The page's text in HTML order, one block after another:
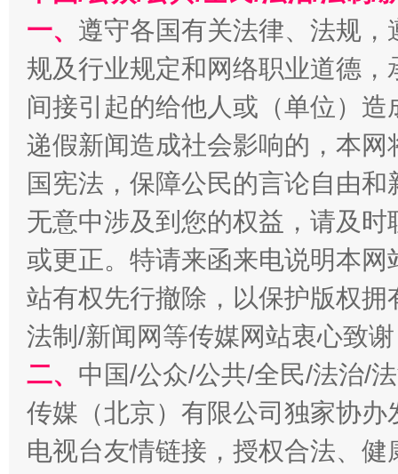
规模最大的光氢储一体化项目 走
一、 遵守各国有关法律、法规
规及行业规定和网络职业道德
间接引起的给他人或（单位）
递假新闻造成社会影响的，本
国宪法，保障公民的言论自由
无意中涉及到您的权益，请及
或更正。特请来函来电说明本
站有权先行撤除，以保护版权
法制/新闻网等传媒网站衷心致
二、 中国/公众/公共/全民/法治/
传媒（北京）有限公司独家协
电视台友情链接，授权合法、